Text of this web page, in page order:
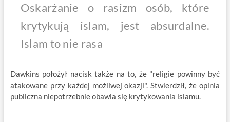
Oskarżanie o rasizm osób, które
krytykują islam, jest absurdalne.
Islam to nie rasa
Dawkins położył nacisk także na to, że "religie powinny być
atakowane przy każdej możliwej okazji". Stwierdził, że opinia
publiczna niepotrzebnie obawia się krytykowania islamu.